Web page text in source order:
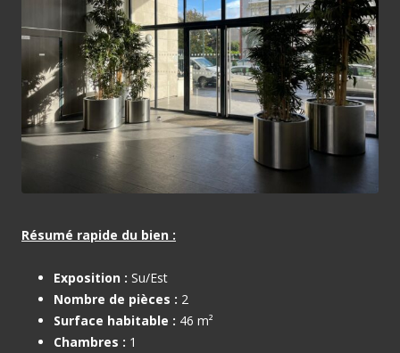
Résumé rapide du bien :
Exposition : Su/Est
Nombre de pièces : 2
Surface habitable : 46 m²
Chambres : 1